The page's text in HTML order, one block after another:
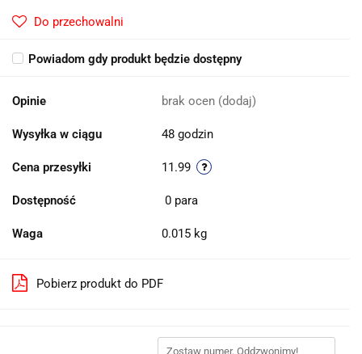
Do przechowalni
Powiadom gdy produkt będzie dostępny
Opinie brak ocen (dodaj)
Wysyłka w ciągu 48 godzin
Cena przesyłki 11.99
Dostępność 0 para
Waga 0.015 kg
Pobierz produkt do PDF